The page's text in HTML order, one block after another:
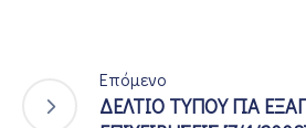
Επόμενο
ΔΕΛΤΙΟ ΤΥΠΟΥ ΓΙΑ